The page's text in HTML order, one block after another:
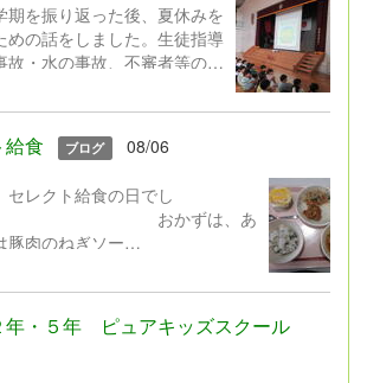
期を振り返った後、夏休みを
めの話をしました。生徒指導
故・水の事故、不審者等の事
をしました。 ２年生に
％」の歌の発表もありまし
歌声で全校みんなが元気を
しそうに下校していきまし
給食 ブログ 08/06
セレクト給食の日でし
かずは、あ
豚肉のねぎソー
ローズンヨーグルトまたはレモン
食欲が落ちやすいですが、みん
ごはんに冷たいデザートなど、
ーを組み合わせたセレクト給食
・５年 ピュアキッズスクール